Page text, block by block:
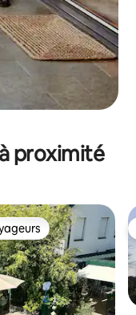
proximité
les plus appréciés